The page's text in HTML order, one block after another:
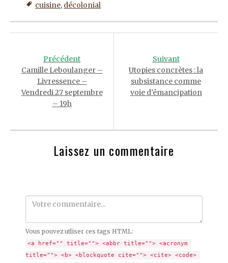
cuisine, décolonial
navigationPrécédent
Camille Leboulanger –
Livressence –
Vendredi 27 septembre
– 19h
Suivant
Utopies concrètes : la
subsistance comme
voie d’émancipation
Laissez un commentaire
Comment
Vous pouvez utliser ces tags HTML:
<a href="" title=""> <abbr title=""> <acronym
title=""> <b> <blockquote cite=""> <cite> <code>